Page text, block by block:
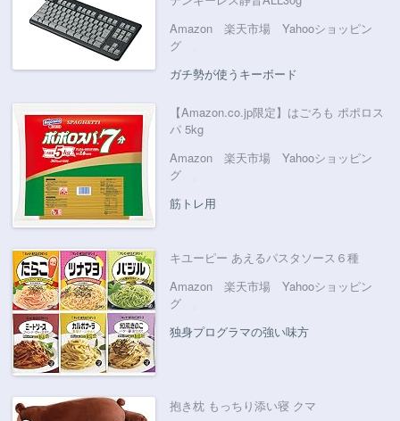
Amazon
楽天市場
Yahooショッピン
グ
ガチ勢が使うキーボード
【Amazon.co.jp限定】はごろも ポポロス
パ 5kg
Amazon
楽天市場
Yahooショッピン
グ
筋トレ用
キユーピー あえるパスタソース６種
Amazon
楽天市場
Yahooショッピン
グ
独身プログラマの強い味方
抱き枕 もっちり添い寝 クマ